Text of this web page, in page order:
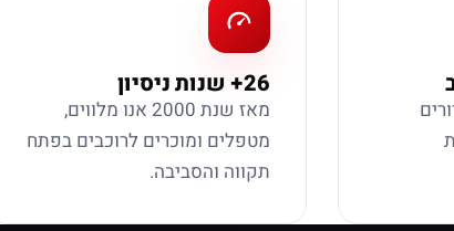
26+ שנות ניסיון
מאז שנת 2000 אנו מלווים,
מטפלים ומוכרים לרוכבים בפתח
תקווה והסביבה.